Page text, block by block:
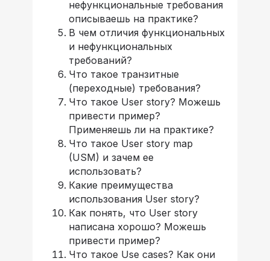
нефункциональные требования
описываешь на практике?
В чем отличия функциональных
и нефункциональных
требований?
Что такое транзитные
(переходные) требования?
Что такое User story? Можешь
привести пример?
Применяешь ли на практике?
Что такое User story map
(USM) и зачем ее
использовать?
Какие преимущества
использования User story?
Как понять, что User story
написана хорошо? Можешь
привести пример?
Что такое Use cases? Как они